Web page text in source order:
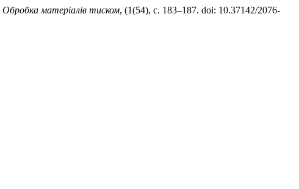
Обробка матеріалів тиском, (1(54), с. 183–187. doi: 10.37142/2076-